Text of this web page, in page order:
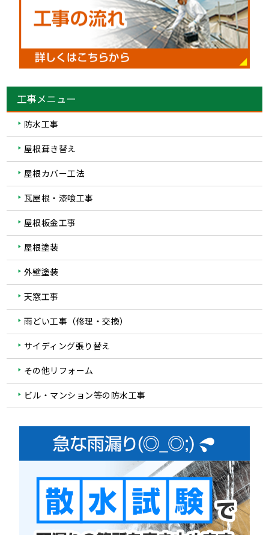
工事メニュー
防水工事
屋根葺き替え
屋根カバー工法
瓦屋根・漆喰工事
屋根板金工事
屋根塗装
外壁塗装
天窓工事
雨どい工事（修理・交換）
サイディング張り替え
その他リフォーム
ビル・マンション等の防水工事